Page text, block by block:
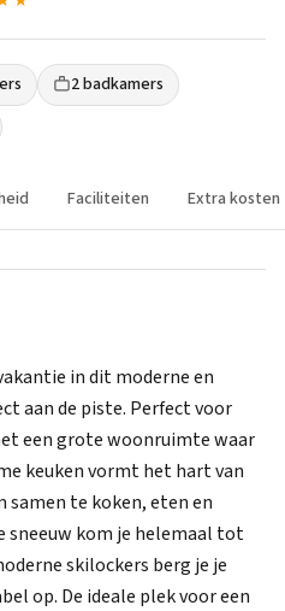
2 badkamers
Faciliteiten Extra kosten
in dit moderne en
aan de piste. Perfect voor
een grote woonruimte waar
keuken vormt het hart van
te koken, eten en
sneeuw kom je helemaal tot
skilockers berg je je
op. De ideale plek voor een